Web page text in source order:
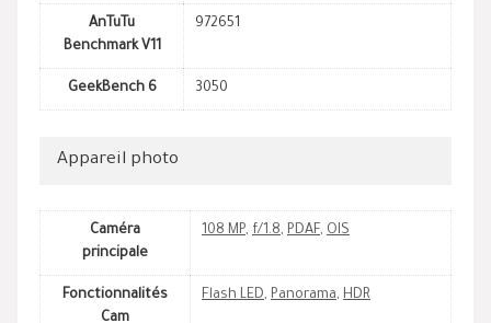
AnTuTu
Benchmark V11
972651
GeekBench 6 3050
Appareil photo
Caméra
principale
108 MP, f/1.8, PDAF, OIS
Fonctionnalités
Cam
Flash LED, Panorama, HDR